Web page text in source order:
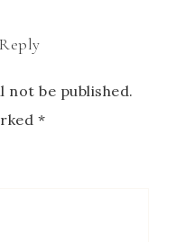
not be published.
*